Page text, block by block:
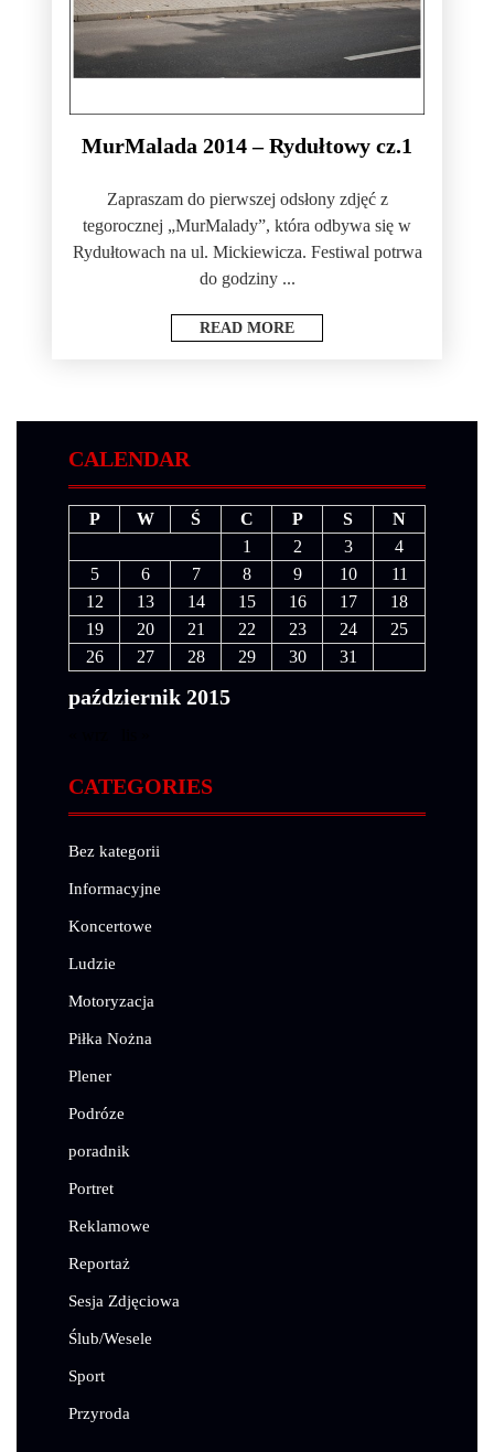
MurMalada 2014 – Rydułtowy cz.1
Zapraszam do pierwszej odsłony zdjęć z
tegorocznej „MurMalady”, która odbywa się w
Rydułtowach na ul. Mickiewicza. Festiwal potrwa
do godziny ...
READ MORE
CALENDAR
październik 2015
P W Ś C P S
N
1
2 3
4
5
6 7 8 9 10
11
12
13 14 15 16 17
18
19
20 21 22 23 24
25
26
27 28 29 30 31
CATEGORIES
Bez kategorii
Informacyjne
Koncertowe
Ludzie
Motoryzacja
Piłka Nożna
Plener
Podróze
poradnik
Portret
Reklamowe
Reportaż
Sesja Zdjęciowa
Ślub/Wesele
Sport
Przyroda